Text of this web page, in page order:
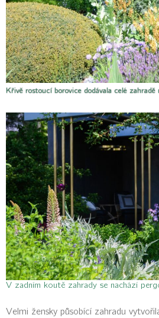
Křivě rostoucí borovice dodávala celé zahradě
V zadním koutě zahrady se nachází
Velmi žensky působící zahradu